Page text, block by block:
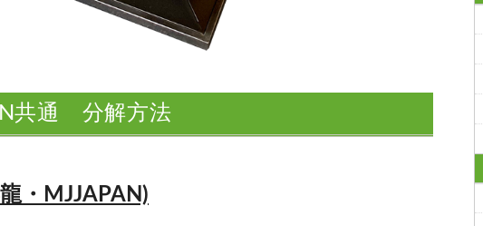
共通 分解方法
・MJJAPAN)